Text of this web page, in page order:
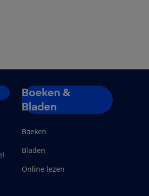
Boeken &
Bladen
Boeken
Bladen
Online lezen